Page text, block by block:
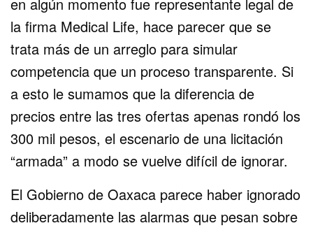
la firma Medical Life, hace parecer que se
trata más de un arreglo para simular
competencia que un proceso transparente. Si
a esto le sumamos que la diferencia de
precios entre las tres ofertas apenas rondó los
300 mil pesos, el escenario de una licitación
“armada” a modo se vuelve difícil de ignorar.
El Gobierno de Oaxaca parece haber ignorado
deliberadamente las alarmas que pesan sobre